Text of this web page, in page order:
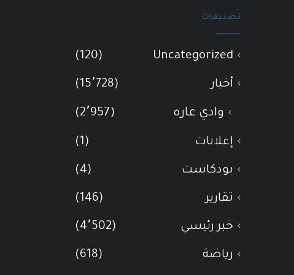
تصنيفات
Uncategorized
(120)
أخبار (15٬728)
وادي عاره (2٬957)
إعلانات (1)
بودكاست (4)
تقارير (146)
خبر رئيسي (4٬502)
رياضة (618)